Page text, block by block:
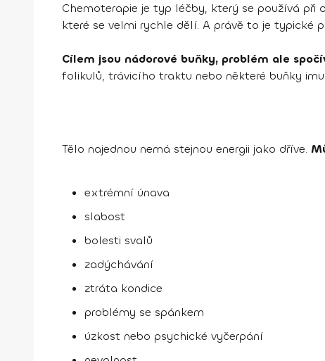
Chemoterapie je typ léčby, který se používá při
které se velmi rychle dělí. A právě to je typické
Cílem jsou nádorové buňky, problém ale
folikulů, trávicího traktu nebo některé buňky
Tělo najednou nemá stejnou energii jako dříve.
extrémní únava
slabost
bolesti svalů
zadýchávání
ztráta kondice
problémy se spánkem
úzkost nebo psychické vyčerpání